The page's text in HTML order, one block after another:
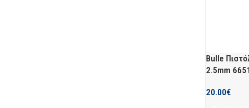
Bulle
2.5mm
20.00€